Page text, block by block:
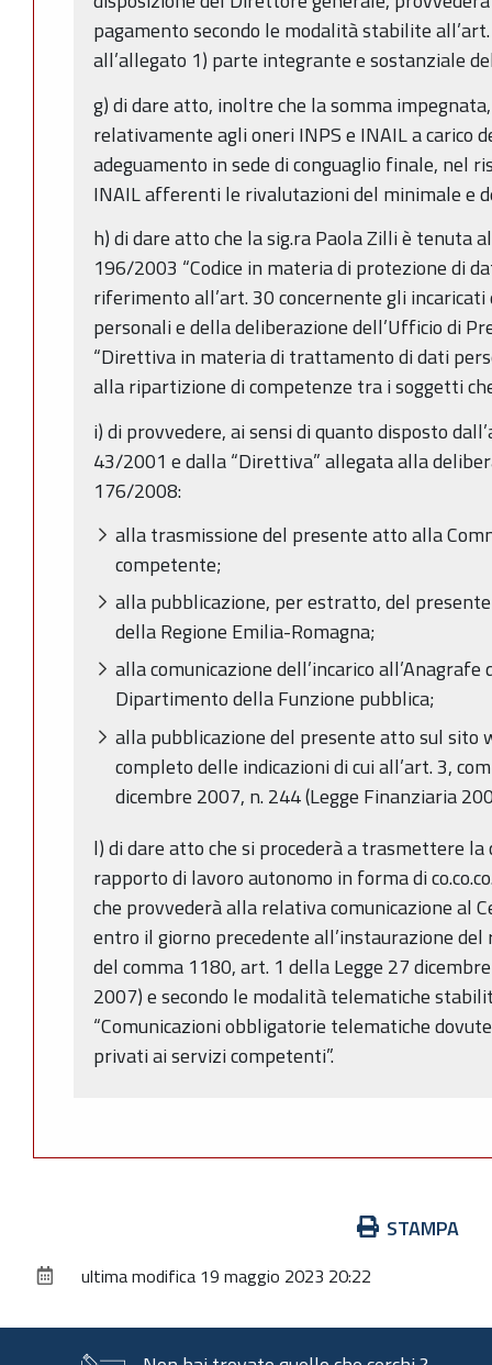
pagamento secondo le modalità stabilite
all’allegato 1) parte integrante e sostanziale
g) di dare atto, inoltre che la somma
relativamente agli oneri INPS e INAIL a carico
adeguamento in sede di conguaglio finale, nel
INAIL afferenti le rivalutazioni del minimale e
h) di dare atto che la sig.ra Paola Zilli è tenuta
196/2003 “Codice in materia di protezione di
riferimento all’art. 30 concernente gli
personali e della deliberazione dell’Ufficio di
“Direttiva in materia di trattamento di dati
alla ripartizione di competenze tra i soggetti
i) di provvedere, ai sensi di quanto disposto
43/2001 e dalla “Direttiva” allegata alla
176/2008:
alla trasmissione del presente atto alla
competente;
alla pubblicazione, per estratto, del
della Regione Emilia-Romagna;
alla comunicazione dell’incarico
Dipartimento della Funzione pubblica;
alla pubblicazione del presente atto sul sito
completo delle indicazioni di cui all’art. 3,
dicembre 2007, n. 244 (Legge Finanziaria
l) di dare atto che si procederà a trasmettere la
rapporto di lavoro autonomo in forma di
che provvederà alla relativa comunicazione al
entro il giorno precedente all’instaurazione
del comma 1180, art. 1 della Legge 27
2007) e secondo le modalità telematiche
“Comunicazioni obbligatorie telematiche
privati ai servizi competenti”.
documento
STAMPA
ultima modifica 19 maggio 2023 20:22